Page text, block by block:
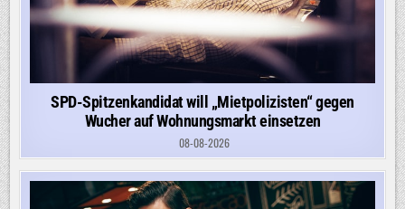
SPD-Spitzenkandidat will „Mietpolizisten“ gegen
Wucher auf Wohnungsmarkt einsetzen
08-08-2026